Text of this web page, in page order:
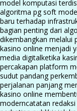
model komputasi
algoritma pg soft
baru terhadap
bagian penting dari
dikembangkan melalui
kasino online menjadi
media digitalketika
percakapan platform
sudut pandang
perjalanan panjang
kasino online
moderncatatan